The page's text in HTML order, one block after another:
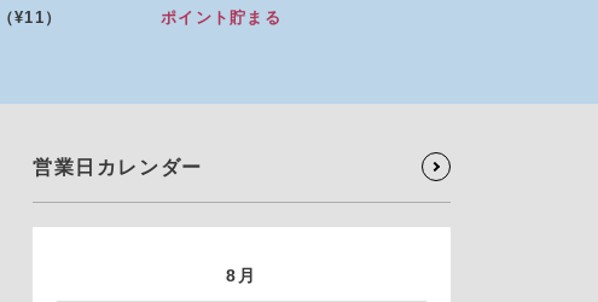
（¥11）
ポイント貯まる
営業日カレンダー
8月